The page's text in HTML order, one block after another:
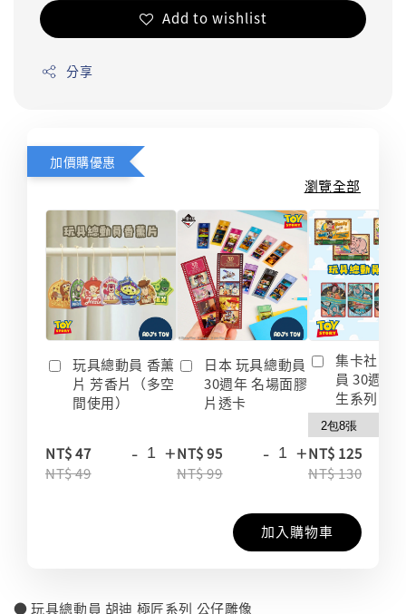
Add to wishlist
分享
加價購優惠
瀏覽全部
玩具總動員 香薰
片 芳香片（多空
間使用）
NT$ 47
NT$ 49
- +
日本 玩具總動員
30週年 名場面膠
片透卡
NT$ 95
NT$ 99
- +
集卡社 玩
員 30週年
生系列 收
NT$ 125
NT$ 130
加入購物車
● 玩具總動員 胡迪 極匠系列 公仔雕像